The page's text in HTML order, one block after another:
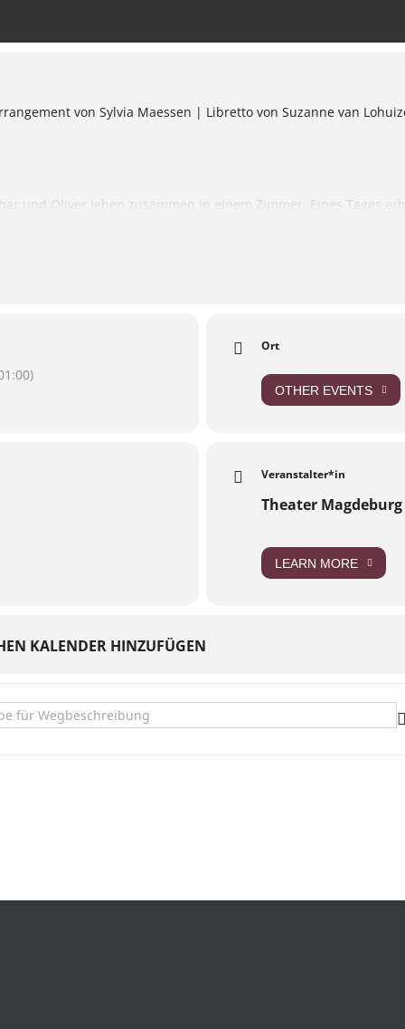
von Sylvia Maessen | Libretto von Suzanne van
und Oliver leben zusammen in einem Zimmer. Eines Tages
die Liebe erleben, aufräumen. Sie müssen einfach noch
das sein könnte, wenn man stirbt …
?event_time_id=520041933372151
Ort
OTHER EVENTS
Veranstalter*in
Theater Magdeburg
LEARN MORE
KALENDER HINZUFÜGEN
Männer wollten nicht sterben []